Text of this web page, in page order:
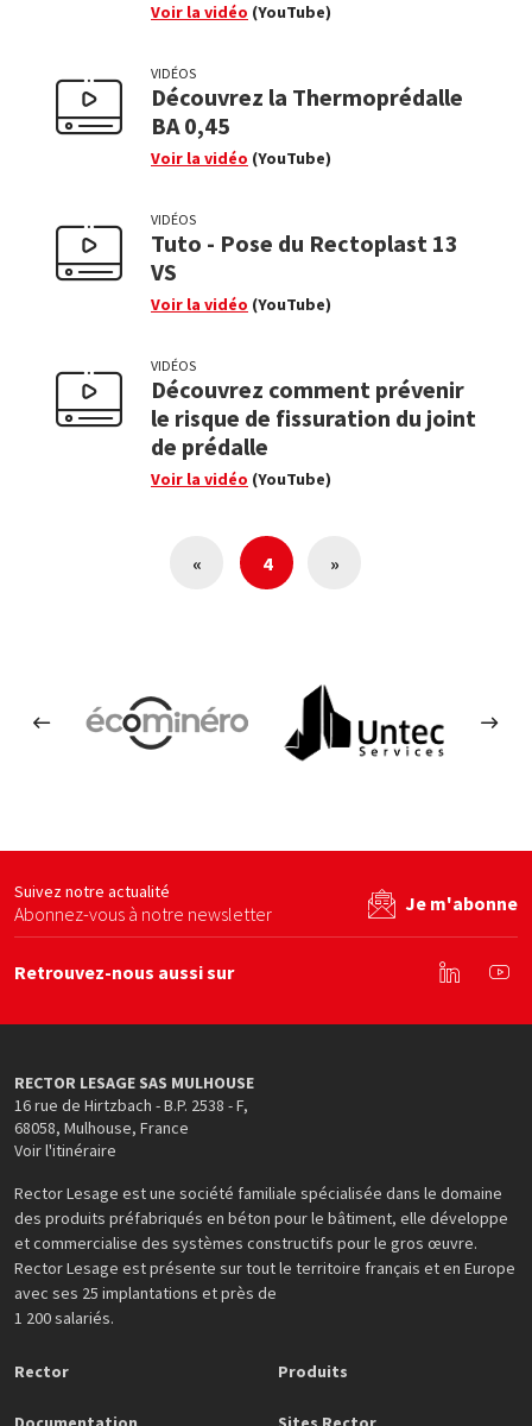
Voir la vidéo (YouTube)
VIDÉOS
Découvrez la Thermoprédalle
BA 0,45
Voir la vidéo (YouTube)
VIDÉOS
Tuto - Pose du Rectoplast 13
VS
Voir la vidéo (YouTube)
VIDÉOS
Découvrez comment prévenir
le risque de fissuration du joint
de prédalle
Voir la vidéo (YouTube)
« 4 »
Suivez notre actualité
Abonnez-vous à notre newsletter Je m'abonne
Retrouvez-nous aussi sur
Linkedin
RECTOR LESAGE SAS MULHOUSE
16 rue de Hirtzbach - B.P. 2538 - F,
68058, Mulhouse, France
Voir l'itinéraire
Rector Lesage est une société familiale spécialisée dans le domaine
des produits préfabriqués en béton pour le bâtiment, elle développe
et commercialise des systèmes constructifs pour le gros œuvre.
Rector Lesage est présente sur tout le territoire français et en Europe
avec ses 25 implantations et près de
1 200 salariés.
Rector Produits